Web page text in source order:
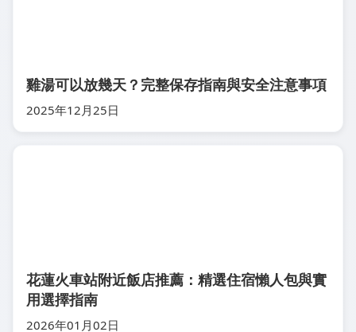
雞湯可以放幾天？完整保存指南與安全注意事項
2025年12月25日
花蓮火車站附近飯店推薦：精選住宿懶人包與實
用選擇指南
2026年01月02日